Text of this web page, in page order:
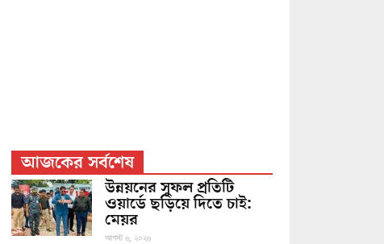
আজকের সর্বশেষ
উন্নয়নের সুফল প্রতিটি
ওয়ার্ডে ছড়িয়ে দিতে চাই:
মেয়র
আগস্ট ৬, ২০২৬